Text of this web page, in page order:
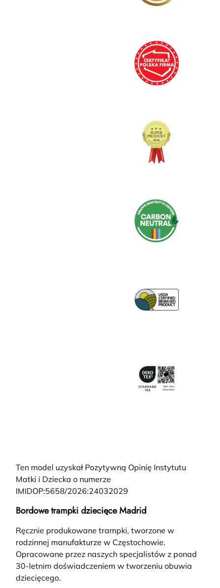
Ten model uzyskał Pozytywną Opinię Instytutu
Matki i Dziecka o numerze
IMIDOP:5658/2026:24032029
Bordowe trampki dziecięce Madrid
Ręcznie produkowane trampki, tworzone w
rodzinnej manufakturze w Częstochowie.
Opracowane przez naszych specjalistów z ponad
30-letnim doświadczeniem w tworzeniu obuwia
dziecięcego.